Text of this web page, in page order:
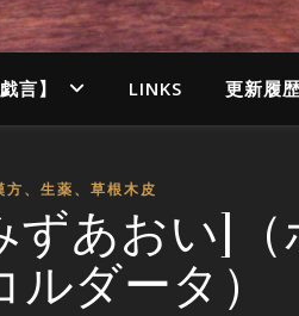
戯言】 LINKS 更新履歴
方、生薬、草根木皮
あおい]（
ルダータ）